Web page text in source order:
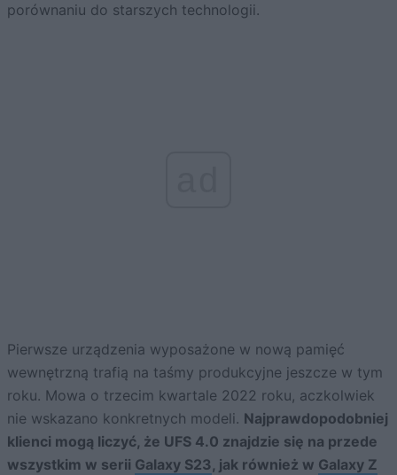
porównaniu do starszych technologii.
Pierwsze urządzenia wyposażone w nową pamięć
wewnętrzną trafią na taśmy produkcyjne jeszcze w tym
roku. Mowa o trzecim kwartale 2022 roku, aczkolwiek
nie wskazano konkretnych modeli. Najprawdopodobniej
klienci mogą liczyć, że UFS 4.0 znajdzie się na przede
wszystkim w serii Galaxy S23, jak również w Galaxy Z